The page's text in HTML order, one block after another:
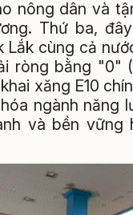
nông dân và
Thứ ba,
Lắk cùng cả
ròng bằng "0"
xăng E10
ngành năng
và bền vững